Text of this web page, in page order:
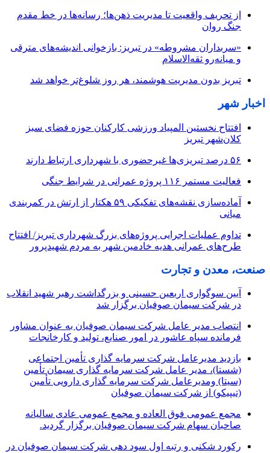
از تحریف واقعیت تا مدیریت ذهن‌ها؛ رسانه‌ها در خط مقدم
جنگ روان
«سربداران مشروطه» در تبریز: بازخوانی اندیشه‌های مترقی
و میانه‌رو ثقه‌الاسلام
تبریز بدون مدیریت هوشمند، هر روز شلوغ‌تر خواهد شد
اخبار شهر
افتتاح نخستین المپیاد ورزشی کارکنان حوزه فضای سبز
کلان‌شهر تبریز
۵۶ درصد تبریزی‌ها غیرحضوری با شهرداری ارتباط دارند
فعالیت مستمر ۱۱۶ پروژه عمرانی در شرایط جنگی
آماده‌سازی نقشه‌های تفکیکی ۵۹ هکتار از ارتش در کمربندی
میانی
تداوم عملیات اجرایی پروژه‌های بزرگ شهرداری تبریز/ افتتاح
طرح‌های عمرانی هدیه خادمین شهر به مردم شهیدپرور
صنعت، معدن و تجارت
آیین سوگواری اربعین حسینی و بزرگداشت رهبر شهید انقلاب
در شرکت سیمان صوفیان برگزار شد
انتصاب مدیر عامل شرکت سیمان صوفیان به عنوان مشاور
فرمانده سپاه عاشور در امور صنایع، تولید و کارخانجات
بازدید مدیرعامل شرکت سرمایه گذاری تأمین اجتماعی
(شستا)، مدیر عامل شرکت سرمایه گذاری سیمان تأمین
(سیتا) ومدیرعامل شرکت سرمایه گذاری دارویی تأمین
(تیپیکو) از شرکت سیمان صوفیان
مجمع عمومی فوق العاده و مجمع عمومی عادی سالیانه
صاحبان سهام شرکت سیمان صوفیان برگزار گردید.
رکورد شکنی و رتبه اول سود دهی شرکت سیمان صوفیان در